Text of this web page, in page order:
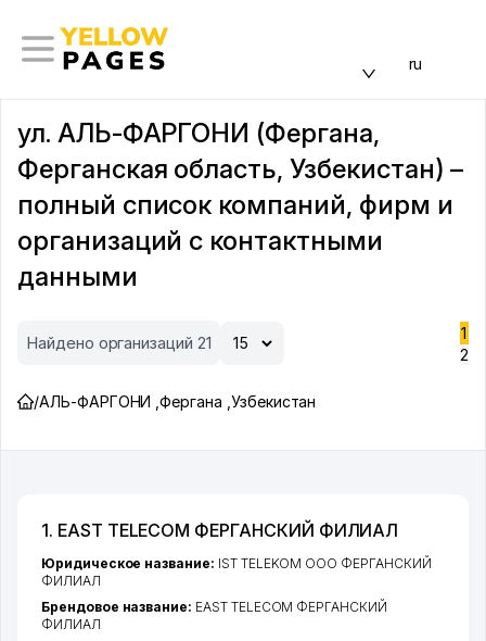
ru
ул. АЛЬ-ФАРГОНИ (Фергана,
Ферганская область, Узбекистан) –
полный список компаний, фирм и
организаций с контактными
данными
Найдено организаций 21
1
2
/АЛЬ-ФАРГОНИ ,Фергана Узбекистан
1. EAST TELECOM ФЕРГАНСКИЙ ФИЛИАЛ
Юридическое название: IST TELEKOM ООО ФЕРГАНСКИЙ
ФИЛИАЛ
Брендовое название: EAST TELECOM ФЕРГАНСКИЙ
ФИЛИАЛ